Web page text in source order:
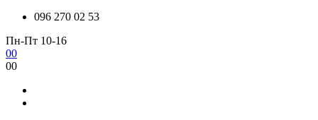
096 270 02 53
Пн-Пт 10-16
00
00